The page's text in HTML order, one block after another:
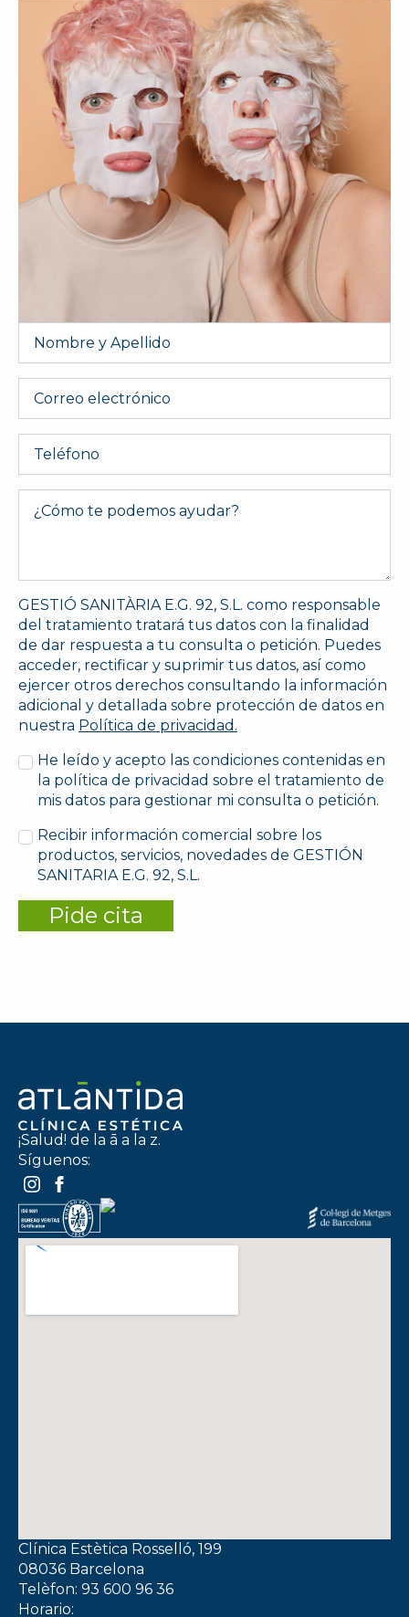
Nombre
Email
Telefono
Message
GESTIÓ SANITÀRIA E.G. 92, S.L. como responsable
del tratamiento tratará tus datos con la finalidad
de dar respuesta a tu consulta o petición. Puedes
acceder, rectificar y suprimir tus datos, así como
ejercer otros derechos consultando la información
adicional y detallada sobre protección de datos en
nuestra Política de privacidad.
He leído y acepto las condiciones contenidas en
la política de privacidad sobre el tratamiento de
mis datos para gestionar mi consulta o petición.
Recibir información comercial sobre los
productos, servicios, novedades de GESTIÓN
SANITARIA E.G. 92, S.L.
Pide cita
¡Salud! de la ā a la z.
Síguenos:
Clínica Estètica Rosselló, 199
08036 Barcelona
Telèfon: 93 600 96 36
Horario: